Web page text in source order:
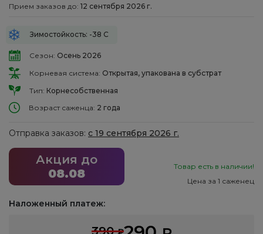
Прием заказов до: 12 сентября 2026 г.
Зимостойкость: -38 С
Сезон: Осень 2026
Корневая система: Открытая, упакована в субстрат
Тип: Корнесобственная
Возраст саженца: 2 года
Отправка заказов: с 19 сентября 2026 г.
Акция до
08.08
Товар есть в наличии!
Цена за 1 саженец
Наложенный платеж:
390₽